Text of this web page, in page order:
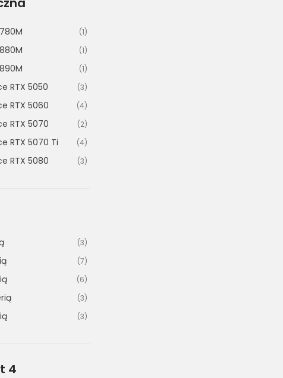
(1)
(1)
(1)
RTX 5050 (3)
RTX 5060 (4)
RTX 5070 (2)
RTX 5070 Ti (4)
RTX 5080 (3)
(3)
(7)
(6)
(3)
(3)
4